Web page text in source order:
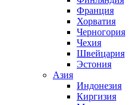
Франция
Хорватия
Черногория
Чехия
Швейцария
Эстония
Азия
Индонезия
Киргизия